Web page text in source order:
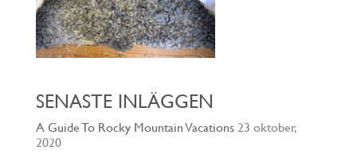
SENASTE INLÄGGEN
A Guide To Rocky Mountain Vacations 23 oktober,
2020